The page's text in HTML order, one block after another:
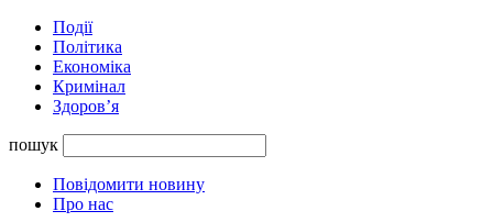
Події
Політика
Економіка
Кримінал
Здоров’я
пошук
Повідомити новину
Про нас